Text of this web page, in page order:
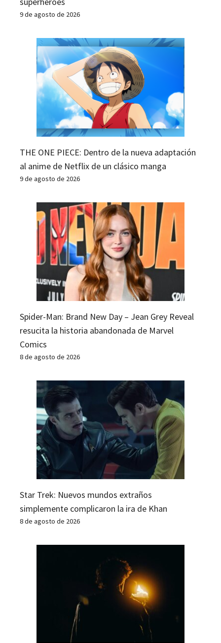
9 de agosto de 2026
THE ONE PIECE: Dentro de la nueva adaptación
al anime de Netflix de un clásico manga
9 de agosto de 2026
Spider-Man: Brand New Day – Jean Grey Reveal
resucita la historia abandonada de Marvel
Comics
8 de agosto de 2026
Star Trek: Nuevos mundos extraños
simplemente complicaron la ira de Khan
8 de agosto de 2026